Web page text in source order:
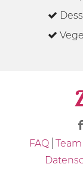
FAQ Team